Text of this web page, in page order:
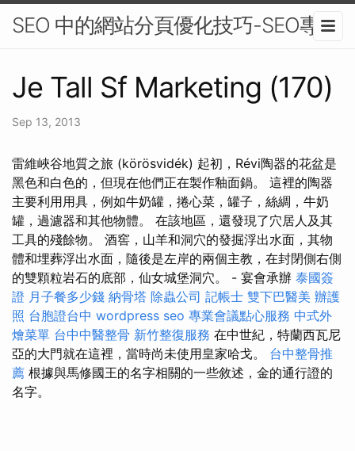
SEO 中的網站分頁優化技巧-SEO專家
Je Tall Sf Marketing (170)
Sep 13, 2013
雷維峽谷地質之旅 (körösvidék) 起初，Révi陶器的花盆是
黑色和白色的，但現在他們正在製作釉面鍋。 這裡的陶器
主要利用用具，例如牛奶罐，捲心菜，罐子，絲綢，牛奶
罐，過濾器和其他物體。 在該地區，還發現了穴居人及其
工具的殘餘物。 酒窖，山羊和洞穴的發掘浮出水面，其物
體和埋葬浮出水面，隨後是左岸的兩個主教，在封閉側右側
的雙顆粒岩石的底部，仙女城堡洞穴。 - 宴會承辦 泰國簽
證 月子餐多少錢 納骨塔 除蟲公司 記帳士 雙下巴醫美 辦護
照 台胞證台中 wordpress seo 專業會議點心服務 中式外
燴菜單 台中中醫整骨 新竹整復服務 在中世紀，特蘭西瓦尼
亞的大門就在這裡，當時尚未使用皇家哈戈。 台中整骨推
薦 根據與馬修國王的名字相關的一些敘述，金的通行證的
名字。